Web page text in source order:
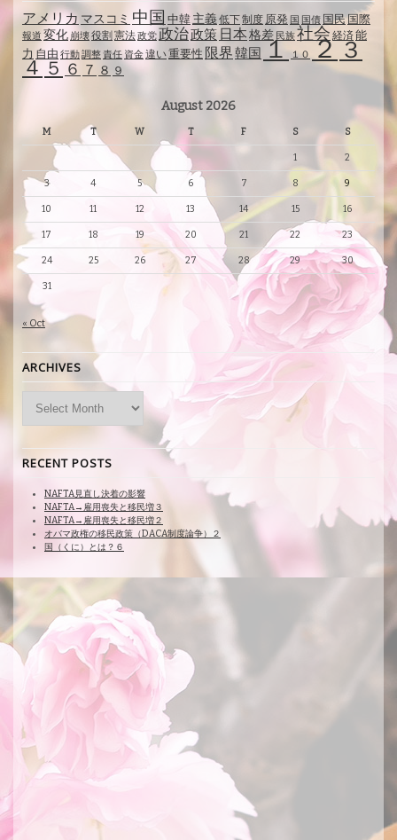
アメリカ マスコミ 中国 中韓 主義低下制度 原発 国 国債 国民国際
報道 変化 崩壊役割 憲法政党政治政策 日本格差 民族社会 経済能
力 自由 行動調整責任 資金違い重要性 限界韓国 １ １０ ２３
４ ５ ６ ７ ８ ９
August 2026
M T W T F S S
1 2
3 4 5 6 7 8 9
10 11 12 13 14 15 16
17 18 19 20 21 22 23
24 25 26 27 28 29 30
31
« Oct
ARCHIVES
RECENT POSTS
NAFTA見直し決着の影響
NAFTA→雇用喪失と移民増３
NAFTA→雇用喪失と移民増２
オバマ政権の移民政策（DACA制度論争）２
国（くに）とは？６